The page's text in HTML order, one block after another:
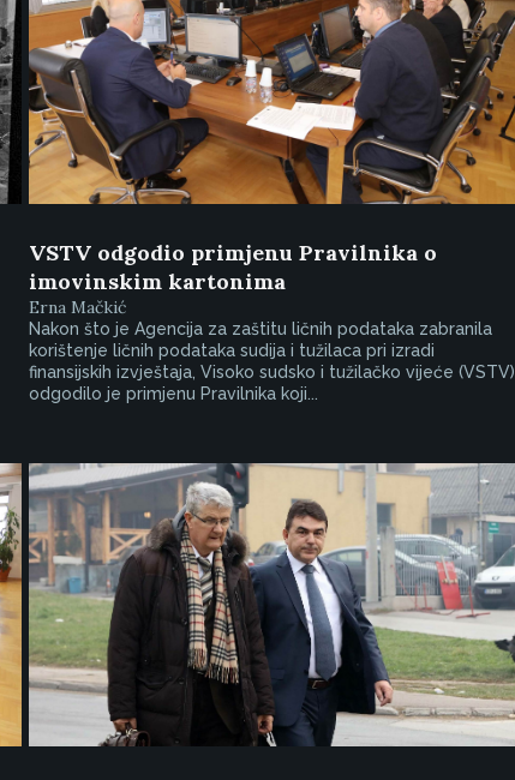
VSTV odgodio primjenu Pravilnika o
imovinskim kartonima
Erna Mačkić
Nakon što je Agencija za zaštitu ličnih podataka zabranila
korištenje ličnih podataka sudija i tužilaca pri izradi
finansijskih izvještaja, Visoko sudsko i tužilačko vijeće (VSTV)
odgodilo je primjenu Pravilnika koji...